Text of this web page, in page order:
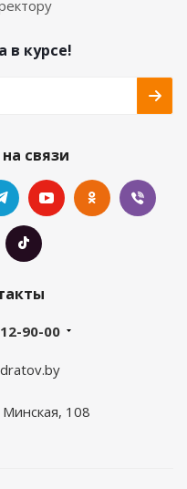
в курсе!
связи
90-00
Минская, 108